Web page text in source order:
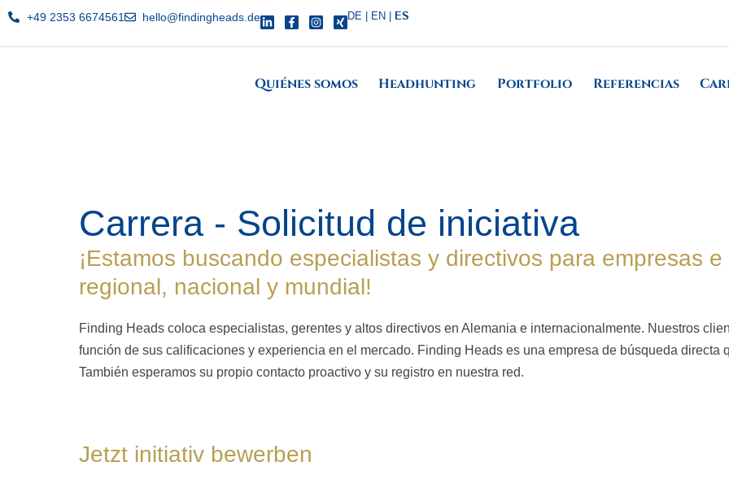
+49 2353 6674561 hello@findingheads.de DE EN ES
Quiénes somos Headhunting Portfolio Referencias
Carrera - Solicitud de iniciativa
¡Estamos buscando especialistas y directivos para empresas
regional, nacional y mundial!
Finding Heads coloca especialistas, gerentes y altos directivos en Alemania e internacionalmente. Nuestros
función de sus calificaciones y experiencia en el mercado. Finding Heads es una empresa de búsqueda directa
También esperamos su propio contacto proactivo y su registro en nuestra red.
Jetzt initiativ bewerben